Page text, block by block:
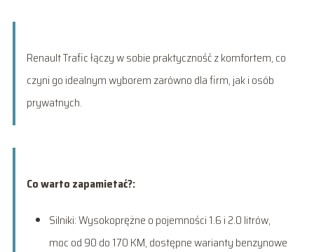
Renault Trafic łączy w sobie praktyczność z komfortem, co
czyni go idealnym wyborem zarówno dla firm, jak i osób
prywatnych.
Co warto zapamietać?:
Silniki: Wysokoprężne o pojemności 1.6 i 2.0 litrów,
moc od 90 do 170 KM, dostępne warianty benzynowe